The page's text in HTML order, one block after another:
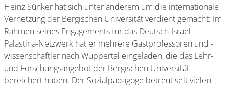
Heinz Sünker hat sich unter anderem um die internationale
Vernetzung der Bergischen Universität verdient gemacht: Im
Rahmen seines Engagements für das Deutsch-Israel-
Palästina-Netzwerk hat er mehrere Gastprofessoren und -
wissenschaftler nach Wuppertal eingeladen, die das Lehr-
und Forschungsangebot der Bergischen Universität
bereichert haben. Der Sozialpädagoge betreut seit vielen